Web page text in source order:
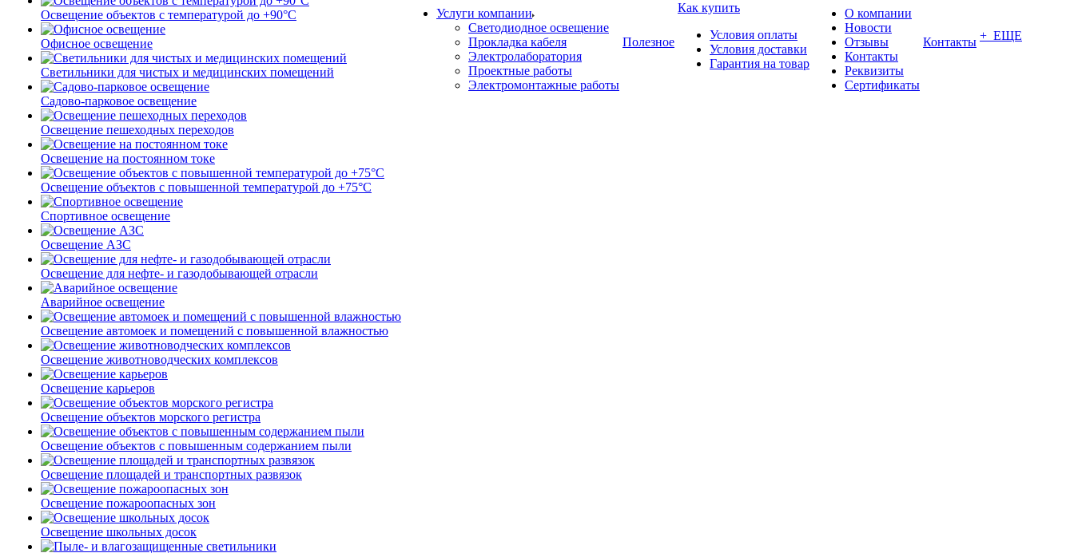
Освещение объектов с температурой до +90°С
Офисное освещение
Светильники для чистых и медицинских помещений
Садово-парковое освещение
Освещение пешеходных переходов
Освещение на постоянном токе
Освещение объектов с повышенной температурой до +75°C
Спортивное освещение
Освещение АЗС
Освещение для нефте- и газодобывающей отрасли
Аварийное освещение
Освещение автомоек и помещений с повышенной влажностью
Освещение животноводческих комплексов
Освещение карьеров
Освещение объектов морского регистра
Освещение объектов с повышенным содержанием пыли
Освещение площадей и транспортных развязок
Освещение пожароопасных зон
Освещение школьных досок
Услуги компании
Светодиодное освещение
Прокладка кабеля
Электролаборатория
Проектные работы
Электромонтажные работы
Полезное
Как купить
Условия оплаты
Условия доставки
Гарантия на товар
О компании
Новости
Отзывы
Контакты
Реквизиты
Сертификаты
Контакты + ЕЩЕ